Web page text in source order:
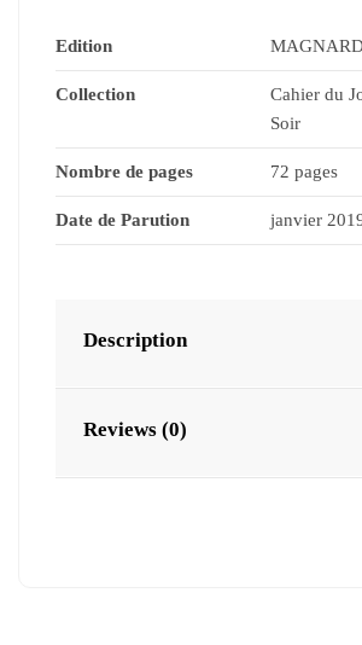
Edition
Collection
Cahier du
Soir
Nombre de pages 72 pages
Date de Parution janvier
Description
Reviews (0)